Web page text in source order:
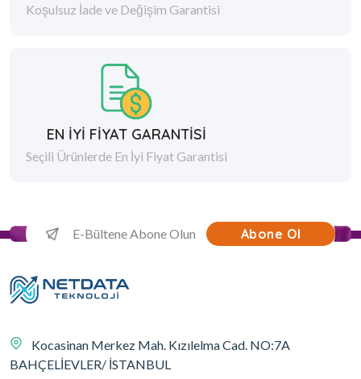
Koşulsuz İade ve Değişim Garantisi
EN İYİ FİYAT GARANTİSİ
Seçili Ürünlerde En İyi Fiyat Garantisi
Abone Ol
Kocasinan Merkez Mah. Kızılelma Cad. NO:7A
BAHÇELİEVLER/ İSTANBUL